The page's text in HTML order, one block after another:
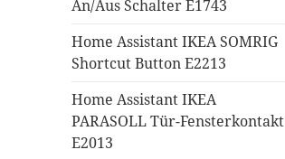
An/Aus Schalter E1743
Home Assistant IKEA SOMRIG
Shortcut Button E2213
Home Assistant IKEA
PARASOLL Tür-Fensterkontakt
E2013